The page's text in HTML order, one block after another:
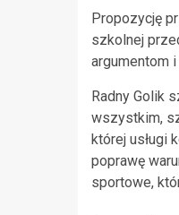
Propozycję
szkolnej
argumentom
Radny Golik
wszystkim,
której usługi
poprawę
sportowe,